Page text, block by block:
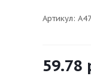
Артикул:
59.78